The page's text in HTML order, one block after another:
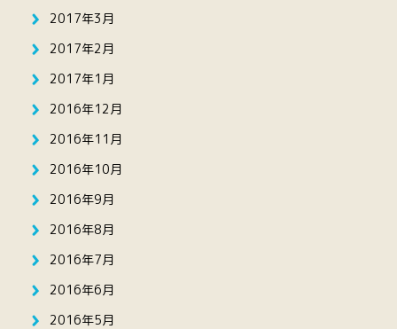
2017年3月
2017年2月
2017年1月
2016年12月
2016年11月
2016年10月
2016年9月
2016年8月
2016年7月
2016年6月
2016年5月